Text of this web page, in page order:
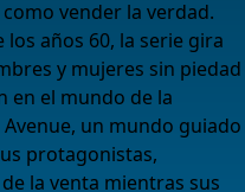
vender la verdad.
años 60, la serie gira
y mujeres sin piedad
en el mundo de la
un mundo guiado
protagonistas,
la venta mientras sus